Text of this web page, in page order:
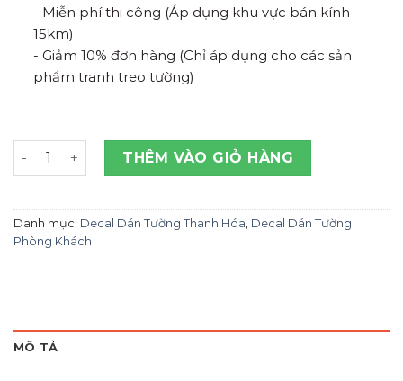
- Miễn phí thi công (Áp dụng khu vực bán kính
15km)
- Giảm 10% đơn hàng (Chỉ áp dụng cho các sản
phẩm tranh treo tường)
Xưởng Tranh Dán Tường 3D Cá Và Hoa Sen Thanh Hóa
THÊM VÀO GIỎ HÀNG
Danh mục: Decal Dán Tường Thanh Hóa Decal Dán Tường
Phòng Khách
MÔ TẢ